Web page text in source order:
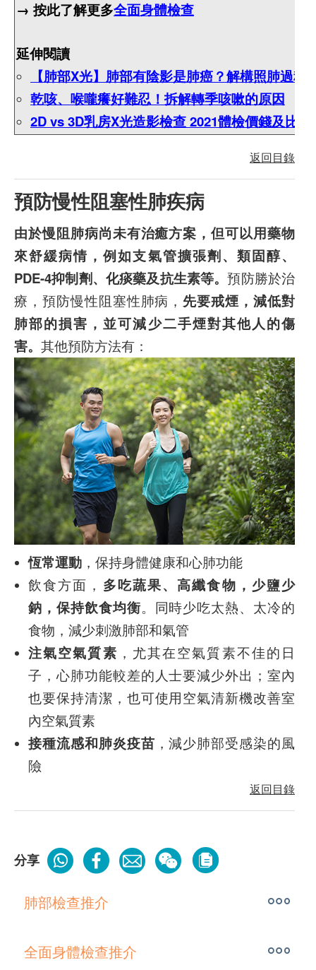
→ 按此了解更多全面身體檢查
延伸閱讀
【肺部X光】肺部有陰影是肺癌？解構照肺過程
乾咳、喉嚨癢好難忍！拆解轉季咳嗽的原因
2D vs 3D乳房X光造影檢查 2021體檢價錢及比較
返回目錄
預防慢性阻塞性肺疾病
由於慢阻肺病尚未有治癒方案，但可以用藥物
來舒緩病情，例如支氣管擴張劑、類固醇、
PDE-4抑制劑、化痰藥及抗生素等。預防勝於治
療，預防慢性阻塞性肺病， 先要戒煙，減低對
肺部的損害，並可減少二手煙對其他人的傷
害。 其他預防方法有：
恆常運動 ，保持身體健康和心肺功能
飲食方面， 多吃蔬果、高纖食物，少鹽少
鈉，保持飲食均衡。同時少吃太熱、太冷的
食物，減少刺激肺部和氣管
注氣空氣質素 ，尤其在空氣質素不佳的日
子，心肺功能較差的人士要減少外出；室內
也要保持清潔，也可使用空氣清新機改善室
內空氣質素
接種流感和肺炎疫苗 ，減少肺部受感染的風
險
返回目錄
分享
肺部檢查推介
全面身體檢查推介